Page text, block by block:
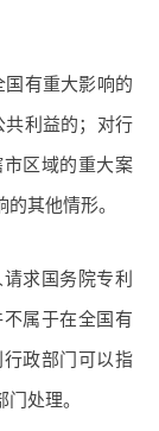
有重大影响的
共利益的；对行
区域的重大案
其他情形。
求国务院专利
属于在全国有
政部门可以指
处理。